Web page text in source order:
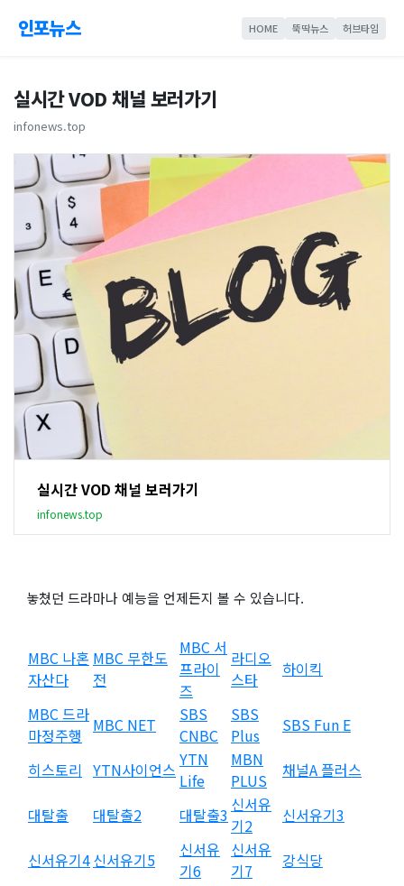
인포뉴스 HOME 뚝딱뉴스 허브타임
실시간 VOD 채널 보러가기
infonews.top
실시간 VOD 채널 보러가기
infonews.top
놓쳤던 드라마나 예능을 언제든지 볼 수 있습니다.
MBC 나혼
자산다
MBC 무한도
전
MBC 서
프라이
즈
라디오
스타
하이킥
MBC 드라
마정주행
MBC NET
SBS
CNBC
SBS
Plus
SBS Fun E
히스토리 YTN사이언스 YTN
Life
MBN
PLUS
채널A 플러스
대탈출 대탈출2 대탈출3 신서유
기2
신서유기3
신서유기4신서유기5
신서유
기6
신서유
기7
강식당